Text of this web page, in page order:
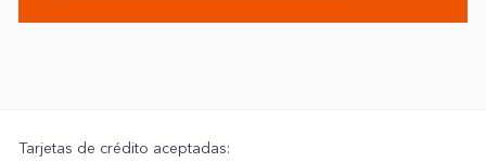
Tarjetas de crédito aceptadas: